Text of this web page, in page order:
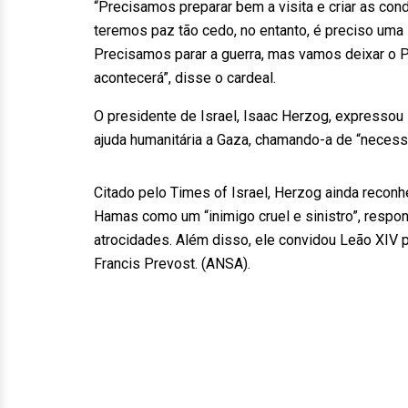
“Precisamos preparar bem a visita e criar as
teremos paz tão cedo, no entanto, é preciso
Precisamos parar a guerra, mas vamos deixar
acontecerá”, disse o cardeal.
O presidente de Israel, Isaac Herzog,
ajuda humanitária a Gaza, chamando-a de
Citado pelo Times of Israel, Herzog ainda
Hamas como um “inimigo cruel e sinistro”,
atrocidades. Além disso, ele convidou Leão XIV
Francis Prevost. (ANSA).